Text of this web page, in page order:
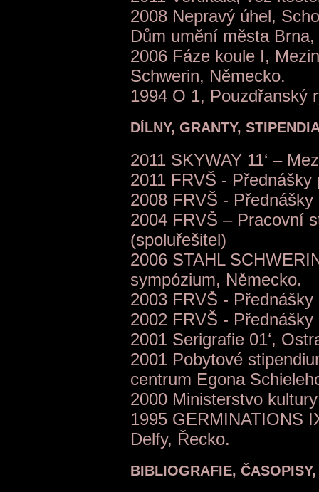
2008 Nepravý úhel,
Dům umění města
2006 Fáze koule I,
Schwerin, Německo.
1994 O 1, Pouzdřanský
DÍLNY, GRANTY,
2011 SKYWAY 11‘ –
2011 FRVŠ -
2008 FRVŠ -
2004 FRVŠ – Pracovní
(spoluřešitel)
2006 STAHL
sympózium, Německo.
2003 FRVŠ -
2002 FRVŠ -
2001 Serigrafie 01‘,
2001 Pobytové
centrum Egona
2000 Ministerstvo
1995 GERMINATIONS
Delfy, Řecko.
BIBLIOGRAFIE,